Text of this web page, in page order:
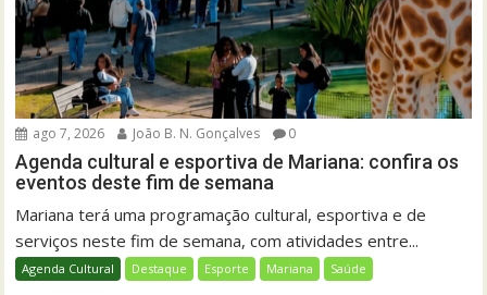
ago 7, 2026 João B. N. Gonçalves 0
Agenda cultural e esportiva de Mariana: confira os
eventos deste fim de semana
Mariana terá uma programação cultural, esportiva e de
serviços neste fim de semana, com atividades entre...
Agenda Cultural Destaque Esporte Mariana Saúde